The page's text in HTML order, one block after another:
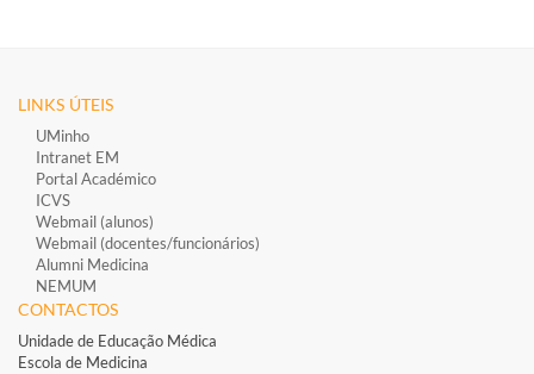
LINKS ÚTEIS
UMinho
Intranet EM
Portal Académico
ICVS
Webmail (alunos)
Webmail (docentes/funcionários)
Alumni Medicina
NEMUM
CONTACTOS
Unidade de Educação Médica
Escola de Medicina